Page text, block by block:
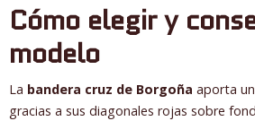
Cómo elegir y
modelo
La bandera cruz de Borgoña aporta
gracias a sus diagonales rojas sobre